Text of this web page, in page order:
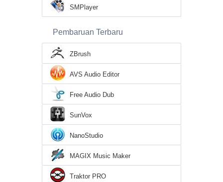
SMPlayer
Pembaruan Terbaru
ZBrush
AVS Audio Editor
Free Audio Dub
SunVox
NanoStudio
MAGIX Music Maker
Traktor PRO